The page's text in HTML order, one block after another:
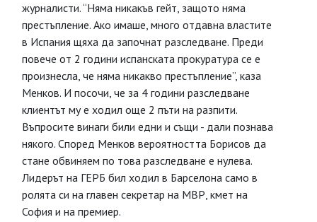
журналисти. “Няма никакъв гейт, защото няма
престъпление. Ако имаше, много отдавна властите
в Испания щяха да започнат разследване. Преди
повече от 2 години испанската прокуратура се е
произнесла, че няма никакво престъпление”, каза
Менков. И посочи, че за 4 години разследване
клиентът му е ходил още 2 пъти на разпити.
Въпросите винаги били едни и същи - дали познава
някого. Според Менков вероятността Борисов да
стане обвиняем по това разследване е нулева.
Лидерът на ГЕРБ бил ходил в Барселона само в
ролята си на главен секретар на МВР, кмет на
София и на премиер.